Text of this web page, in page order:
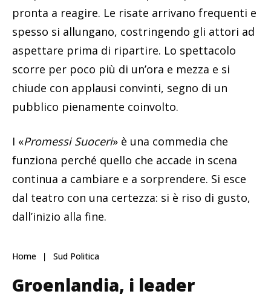
pronta a reagire. Le risate arrivano frequenti e
spesso si allungano, costringendo gli attori ad
aspettare prima di ripartire. Lo spettacolo
scorre per poco più di un’ora e mezza e si
chiude con applausi convinti, segno di un
pubblico pienamente coinvolto.
I «Promessi Suoceri» è una commedia che
funziona perché quello che accade in scena
continua a cambiare e a sorprendere. Si esce
dal teatro con una certezza: si è riso di gusto,
dall’inizio alla fine.
Home Sud Politica
Groenlandia, i leader